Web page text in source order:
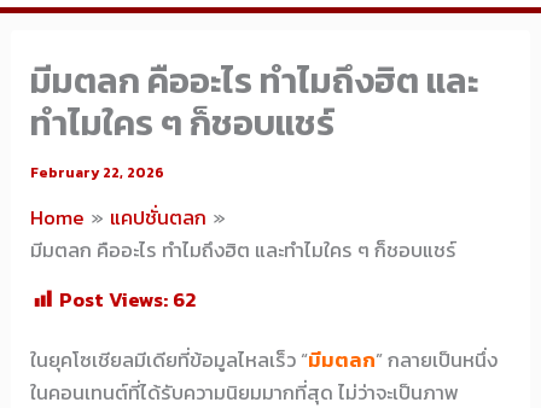
มีมตลก คืออะไร ทำไมถึงฮิต และ
ทำไมใคร ๆ ก็ชอบแชร์
February 22, 2026
Home
แคปชั่นตลก
มีมตลก คืออะไร ทำไมถึงฮิต และทำไมใคร ๆ ก็ชอบแชร์
Post Views: 62
ในยุคโซเชียลมีเดียที่ข้อมูลไหลเร็ว “มีมตลก” กลายเป็นหนึ่ง
ในคอนเทนต์ที่ได้รับความนิยมมากที่สุด ไม่ว่าจะเป็นภาพ